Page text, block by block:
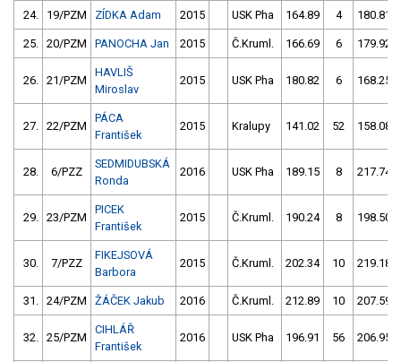
24. 19/PZM ZÍDKA Adam 2015 USK Pha 164.89 4 180.81
25. 20/PZM PANOCHA Jan 2015 Č.Kruml. 166.69 6 179.92
26. 21/PZM
HAVLIŠ
Miroslav
2015 USK Pha 180.82 6 168.25
27. 22/PZM
PÁCA
František
2015 Kralupy 141.02 52 158.08
28. 6/PZZ
SEDMIDUBSKÁ
Ronda
2016 USK Pha 189.15 8 217.74
29. 23/PZM
PICEK
František
2015 Č.Kruml. 190.24 8 198.50
30. 7/PZZ
FIKEJSOVÁ
Barbora
2015 Č.Kruml. 202.34 10 219.18
31. 24/PZM ŽÁČEK Jakub 2016 Č.Kruml. 212.89 10 207.59
32. 25/PZM
CIHLÁŘ
František
2016 USK Pha 196.91 56 206.95